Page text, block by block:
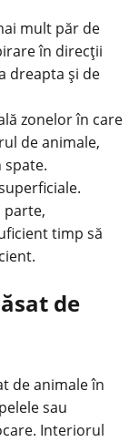
mult păr de
în direcții
dreapta și de
zonelor în care
de animale,
spate.
parte,
timp să
de
de animale în
sau
Interiorul